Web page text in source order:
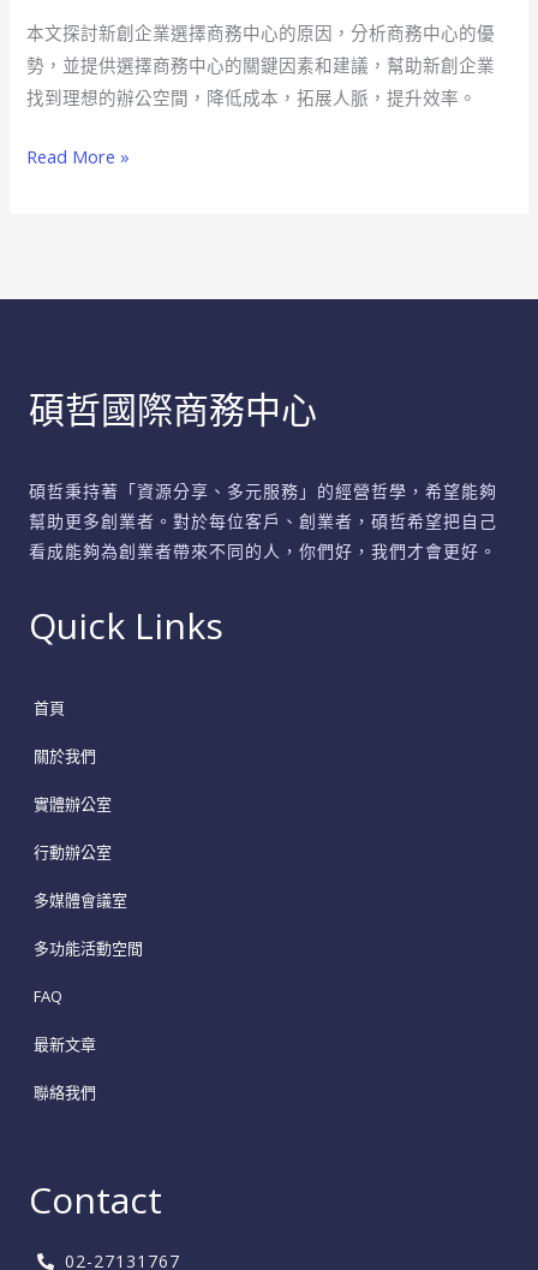
本文探討新創企業選擇商務中心的原因，分析商務中心的優
勢，並提供選擇商務中心的關鍵因素和建議，幫助新創企業
找到理想的辦公空間，降低成本，拓展人脈，提升效率。
最
佳
起
商
崛
原
因
優
勢
剖
Read More »
碩哲國際商務中心
碩哲秉持著「資源分享、多元服務」的經營哲學，希望能夠
幫助更多創業者。對於每位客戶、創業者，碩哲希望把自己
看成能夠為創業者帶來不同的人，你們好，我們才會更好。
Quick Links
首頁
關於我們
實體辦公室
行動辦公室
多媒體會議室
多功能活動空間
FAQ
最新文章
聯絡我們
Contact
02-27131767